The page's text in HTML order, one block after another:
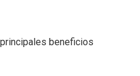
beneficios